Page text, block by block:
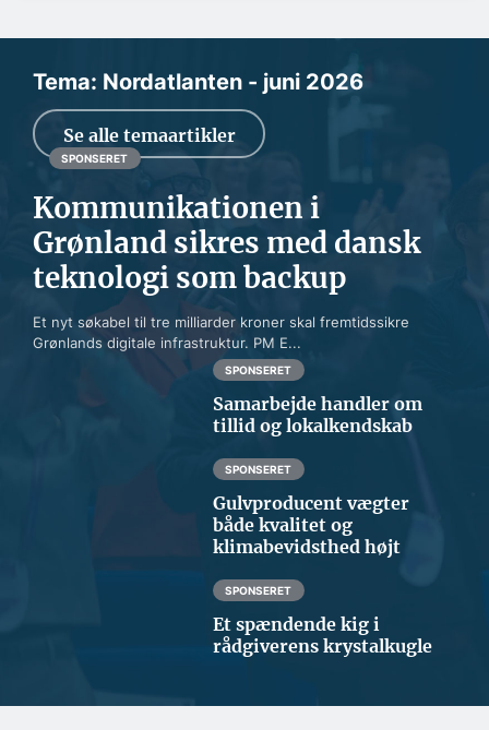
Tema: Nordatlanten - juni 2026
Se alle temaartikler
SPONSERET
Kommunikationen i
Grønland sikres med dansk
teknologi som backup
Et nyt søkabel til tre milliarder kroner skal fremtidssikre
Grønlands digitale infrastruktur. PM E...
SPONSERET
Samarbejde handler om
tillid og lokalkendskab
SPONSERET
Gulvproducent vægter
både kvalitet og
klimabevidsthed højt
SPONSERET
Et spændende kig i
rådgiverens krystalkugle